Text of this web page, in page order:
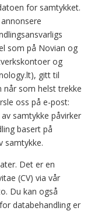
for samtykket.
som på Novian og
og
gitt til
når som helst trekke
oss på e-post:
samtykke påvirker
basert på
samtykke.
Det er en
(CV) via vår
Du kan også
databehandling er